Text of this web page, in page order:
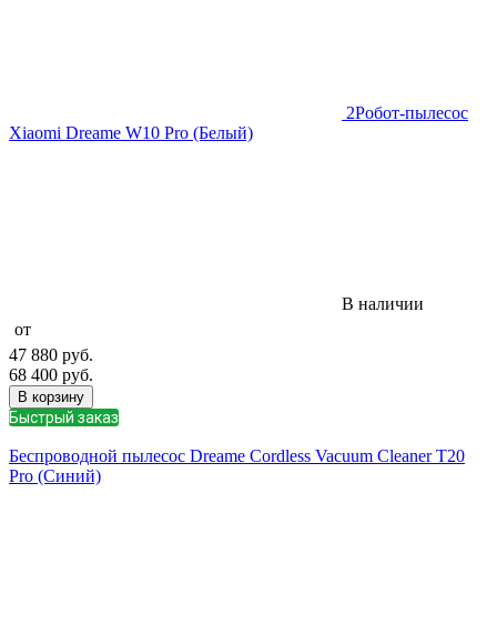
2Робот-пылесос
Xiaomi Dreame W10 Pro (Белый)
В наличии
от
47 880 руб.
68 400 руб.
В корзину
Быстрый заказ
Беспроводной пылесос Dreame Cordless Vacuum Cleaner Т20
Pro (Синий)